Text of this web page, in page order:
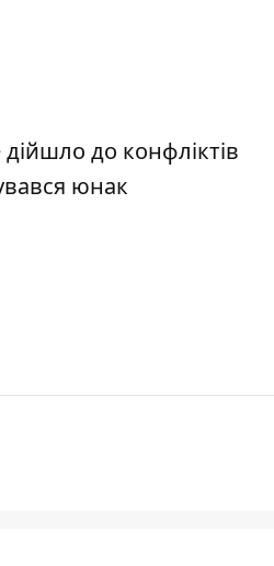
до конфліктів
юнак